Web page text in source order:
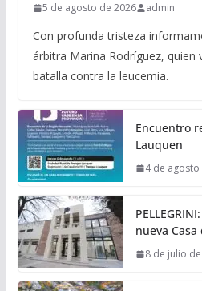
5 de agosto de 2026 admin
Con profunda tristeza
árbitra Marina Rodríguez, quien
batalla contra la leucemia.
Encuentro
Lauquen
4 de agosto
nueva
8 de julio